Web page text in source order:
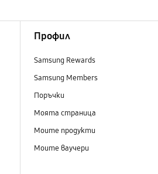
Профил
Samsung Rewards
Samsung Members
Поръчки
Моята страница
Моите продукти
Моите ваучери